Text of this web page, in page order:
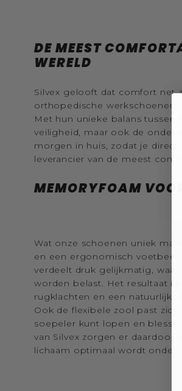
DE MEEST
WERELD
Silvex gelooft dat comfort net
orthopedische werkschoenen
Met hun unieke balans
veiligheid, maar ook de
morgen in huis, zodat je direct
leverancier van de meest
MEMORYFOAM
Wat onze schoenen uniek
en een ergonomisch
verdeelt druk gelijkmatig,
worden belast. Het resultaat is
rugklachten en een
Ook de flexibele zool past
soepeler kunt lopen en
van Silvex zorgen er daardoor
lichaam optimaal wordt